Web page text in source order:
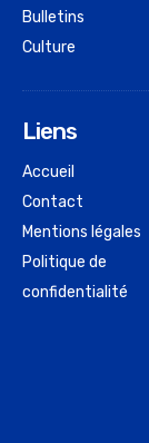
Bulletins
Culture
Liens
Accueil
Contact
Mentions légales
Politique de
confidentialité